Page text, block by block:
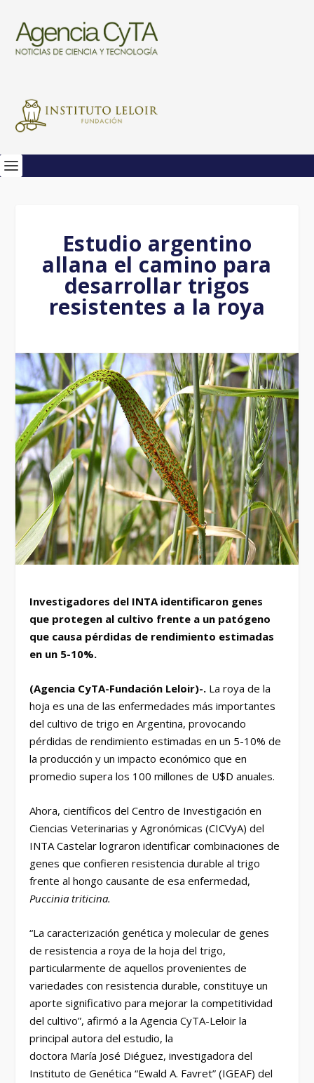
Estudio argentino
allana el camino para
desarrollar trigos
resistentes a la roya
Investigadores del INTA identificaron genes
que protegen al cultivo frente a un patógeno
que causa pérdidas de rendimiento estimadas
en un 5-10%.
(Agencia CyTA-Fundación Leloir)-. La roya de la
hoja es una de las enfermedades más importantes
del cultivo de trigo en Argentina, provocando
pérdidas de rendimiento estimadas en un 5-10% de
la producción y un impacto económico que en
promedio supera los 100 millones de U$D anuales.
Ahora, científicos del Centro de Investigación en
Ciencias Veterinarias y Agronómicas (CICVyA) del
INTA Castelar lograron identificar combinaciones de
genes que confieren resistencia durable al trigo
frente al hongo causante de esa enfermedad,
Puccinia triticina.
“La caracterización genética y molecular de genes
de resistencia a roya de la hoja del trigo,
particularmente de aquellos provenientes de
variedades con resistencia durable, constituye un
aporte significativo para mejorar la competitividad
del cultivo”, afirmó a la Agencia CyTA-Leloir la
principal autora del estudio, la
doctora María José Diéguez, investigadora del
Instituto de Genética “Ewald A. Favret” (IGEAF) del